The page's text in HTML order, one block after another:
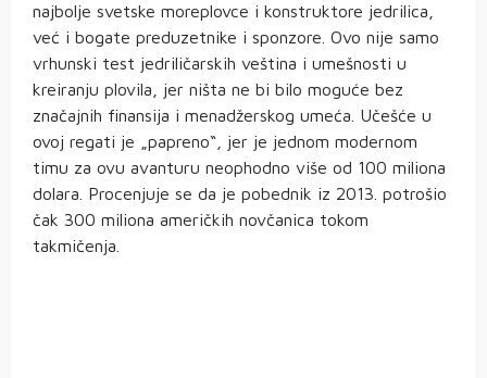
najbolje svetske moreplovce i konstruktore jedrilica,
već i bogate preduzetnike i sponzore. Ovo nije samo
vrhunski test jedriličarskih veština i umešnosti u
kreiranju plovila, jer ništa ne bi bilo moguće bez
značajnih finansija i menadžerskog umeća. Učešće u
ovoj regati je „papreno“, jer je jednom modernom
timu za ovu avanturu neophodno više od 100 miliona
dolara. Procenjuje se da je pobednik iz 2013. potrošio
čak 300 miliona američkih novčanica tokom
takmičenja.